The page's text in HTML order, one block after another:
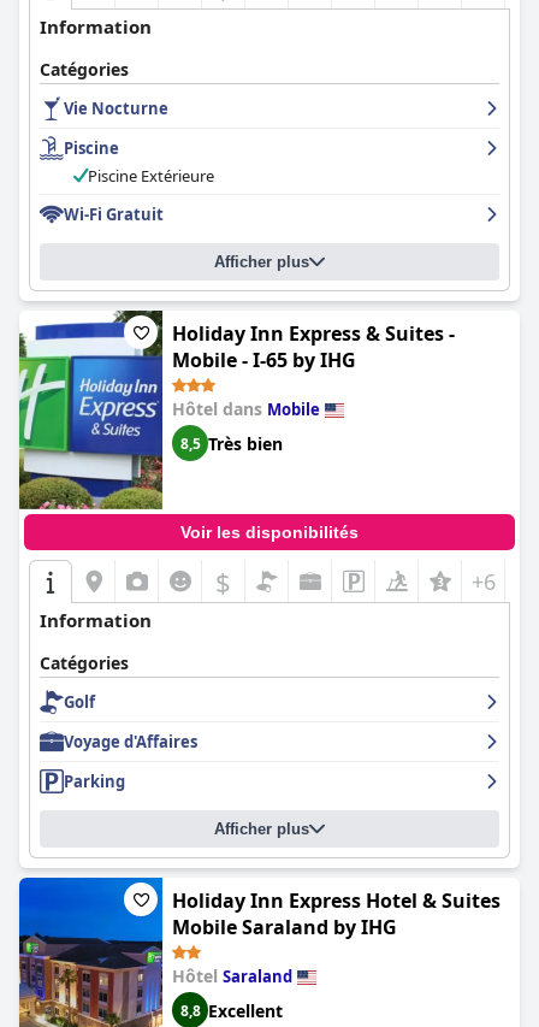
Information
Catégories
Vie Nocturne
Piscine
Piscine Extérieure
Wi-Fi Gratuit
Afficher plus
Holiday Inn Express & Suites -
Mobile - I-65 by IHG
Hôtel dans Mobile
8,5 Très bien
Voir les disponibilités
$ +6
Information
Catégories
Golf
Voyage d'Affaires
Parking
Afficher plus
Holiday Inn Express Hotel & Suites
Mobile Saraland by IHG
Hôtel Saraland
8,8 Excellent